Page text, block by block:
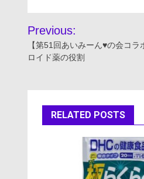
投
稿
ゲ
Previous:
【第51回あいみーん♥の会コ
ロイド薬の役割
RELATED POSTS